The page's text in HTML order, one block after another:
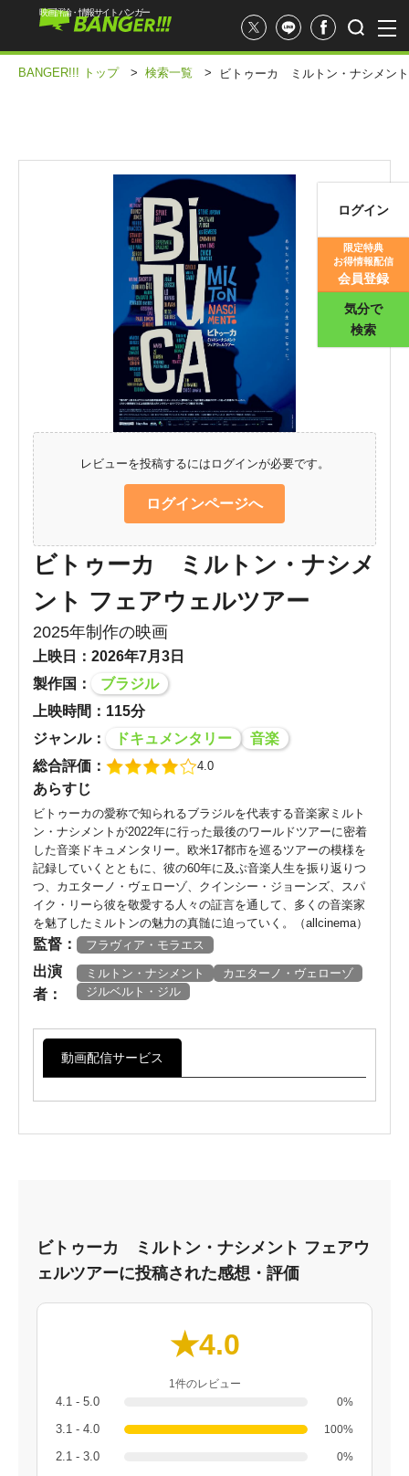
映画記事
映画評価
映画評論・情報サイト バンガー
ログイン
限定特典
お得情報配信
会員登録
気分で
検索
BANGER!!! トップ > 検索一覧 > ビトゥーカ ミルトン・ナシメン
レビューを投稿するにはログインが必要です。
ログインページへ
ビトゥーカ ミルトン・ナシメ
ント フェアウェルツアー
2025年制作の映画
上映日：2026年7月3日
製作国：
ブラジル
上映時間：115分
ジャンル：
ドキュメンタリー
音楽
総合評価：
4.0
あらすじ
ビトゥーカの愛称で知られるブラジルを代表する音楽家ミルト
ン・ナシメントが2022年に行った最後のワールドツアーに密着
した音楽ドキュメンタリー。欧米17都市を巡るツアーの模様を
記録していくとともに、彼の60年に及ぶ音楽人生を振り返りつ
つ、カエターノ・ヴェローゾ、クインシー・ジョーンズ、スパ
イク・リーら彼を敬愛する人々の証言を通して、多くの音楽家
を魅了したミルトンの魅力の真髄に迫っていく。（allcinema）
監督： フラヴィア・モラエス
出演
者：
ミルトン・ナシメント
カエターノ・ヴェローゾ
ジルベルト・ジル
動画配信サービス
ビトゥーカ ミルトン・ナシメント フェアウ
ェルツアーに投稿された感想・評価
★4.0
1件のレビュー
4.1 - 5.0 0%
3.1 - 4.0 100%
2.1 - 3.0 0%